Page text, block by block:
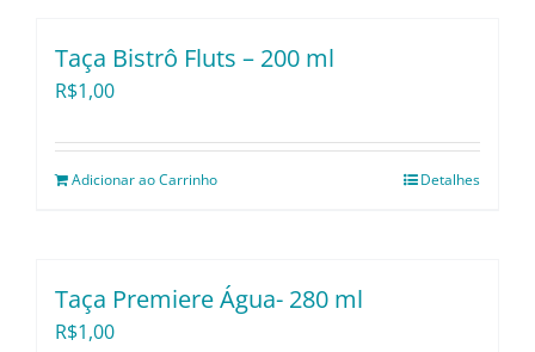
Taça Bistrô Fluts – 200 ml
R$1,00
Adicionar ao Carrinho Detalhes
Taça Premiere Água- 280 ml
R$1,00